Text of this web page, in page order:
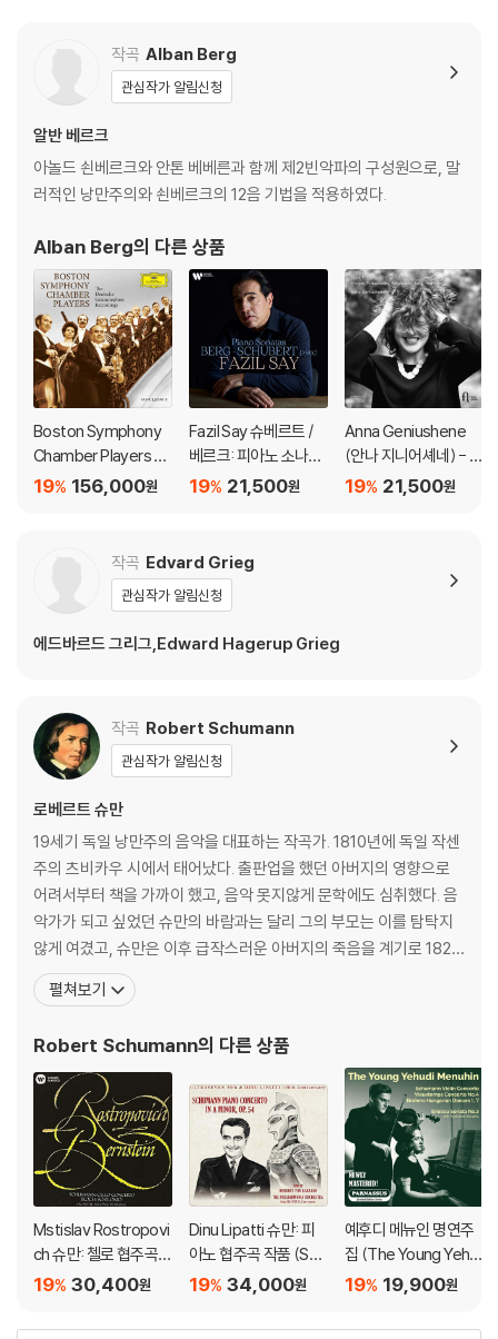
작곡 Alban Berg
관심작가 알림신청
알반 베르크
아놀드 쇤베르크와 안톤 베베른과 함께 제2빈악파의 구성원으로, 말
러적인 낭만주의와 쇤베르크의 12음 기법을 적용하였다.
Alban Berg의 다른 상품
Boston Symphony
Chamber Players 보
스턴 심포니 체임버 플
Grammophon Reco
156,000원
19%
Fazil Say 슈베르트 /
베르크: 피아노 소나타
(Schubert / Berg: Pi
21,500원
19%
Anna Geniushene
(안나 지니어셰네) - O
pus 1 21,500원
19%
작곡 Edvard Grieg
관심작가 알림신청
에드바르드 그리그,Edward Hagerup Grieg
작곡 Robert Schumann
관심작가 알림신청
로베르트 슈만
19세기 독일 낭만주의 음악을 대표하는 작곡가. 1810년에 독일 작센
주의 츠비카우 시에서 태어났다. 출판업을 했던 아버지의 영향으로
어려서부터 책을 가까이 했고, 음악 못지않게 문학에도 심취했다. 음
악가가 되고 싶었던 슈만의 바람과는 달리 그의 부모는 이를 탐탁지
않게 여겼고, 슈만은 이후 급작스러운 아버지의 죽음을 계기로 1828
년에 법학을 공부하기 위해 라이프치히 대학에 입학한다. 하지만 음
악에 대한 마음을 버리지 못하고 피아노 공부를 이어가던 중 유명 피
그렇게 슈만은 열정적으로 음악에 빠져들었으나 혹독한
펼쳐보기
Robert Schumann의 다른 상품
Mstislav Rostropovi
ch 슈만: 첼로 협주곡 /
블로흐: 슐로모 (Schu
o / Bloch: Schelom
30,400원
19%
Dinu Lipatti 슈만: 피
아노 협주곡 작품 (Sch
umann: Piano conce
34,000원
19%
예후디 메뉴인 명연주
집 (The Young Yehu
di Menuhin)
19,900원
19%